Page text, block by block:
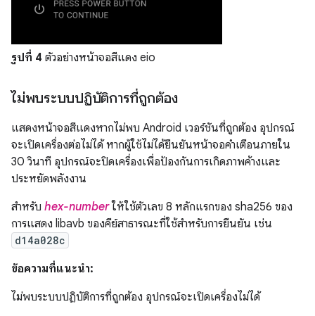
รูปที่ 4 ตัวอย่างหน้าจอสีแดง eio
ไม่พบระบบปฏิบัติการที่ถูกต้อง
แสดงหน้าจอสีแดงหากไม่พบ Android เวอร์ชันที่ถูกต้อง อุปกรณ์
จะเปิดเครื่องต่อไม่ได้ หากผู้ใช้ไม่ได้ยืนยันหน้าจอคำเตือนภายใน
30 วินาที อุปกรณ์จะปิดเครื่องเพื่อป้องกันการเกิดภาพค้างและ
ประหยัดพลังงาน
สำหรับ hex-numberให้ใช้ตัวเลข 8 หลักแรกของ sha256 ของ
การแสดง libavb ของคีย์สาธารณะที่ใช้สำหรับการยืนยัน เช่น
d14a028c
ข้อความที่แนะนำ:
ไม่พบระบบปฏิบัติการที่ถูกต้อง อุปกรณ์จะเปิดเครื่องไม่ได้